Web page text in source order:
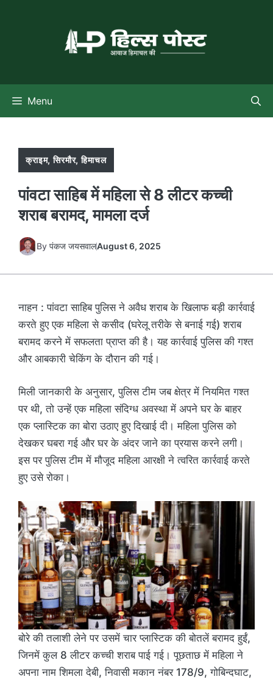
Menu
क्राइम,सिरमौर,हिमाचल
पांवटा साहिब में महिला से 8 लीटर कच्ची
शराब बरामद, मामला दर्ज
By पंकज जयसवालAugust 6, 2025
नाहन : पांवटा साहिब पुलिस ने अवैध शराब के खिलाफ बड़ी कार्रवाई
करते हुए एक महिला से कसीद (घरेलू तरीके से बनाई गई) शराब
बरामद करने में सफलता प्राप्त की है। यह कार्रवाई पुलिस की गश्त
और आबकारी चेकिंग के दौरान की गई।
मिली जानकारी के अनुसार, पुलिस टीम जब क्षेत्र में नियमित गश्त
पर थी, तो उन्हें एक महिला संदिग्ध अवस्था में अपने घर के बाहर
एक प्लास्टिक का बोरा उठाए हुए दिखाई दी। महिला पुलिस को
देखकर घबरा गई और घर के अंदर जाने का प्रयास करने लगी।
इस पर पुलिस टीम में मौजूद महिला आरक्षी ने त्वरित कार्रवाई करते
हुए उसे रोका।
बोरे की तलाशी लेने पर उसमें चार प्लास्टिक की बोतलें बरामद हुईं,
जिनमें कुल 8 लीटर कच्ची शराब पाई गई। पूछताछ में महिला ने
अपना नाम शिमला देबी, निवासी मकान नंबर 178/9, गोबिन्दघाट,